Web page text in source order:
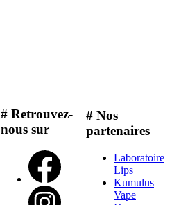
# Retrouvez-
nous sur
# Nos
partenaires
Laboratoire
Lips
Kumulus
Vape